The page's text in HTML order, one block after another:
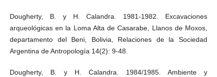
Dougherty, B. y H. Calandra. 1981-1982. Excavaciones
arqueológicas en la Loma Alta de Casarabe, Llanos de Moxos,
departamento del Beni, Bolivia, Relaciones de la Sociedad
Argentina de Antropología 14(2): 9-48.
Dougherty, B. y H. Calandra. 1984/1985. Ambiente y